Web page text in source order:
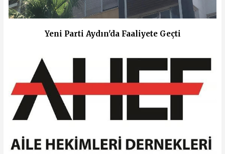
Yeni Parti Aydın'da Faaliyete Geçti